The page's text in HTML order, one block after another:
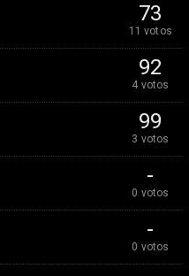
73
11 votos
92
4 votos
99
3 votos
-
0 votos
-
0 votos